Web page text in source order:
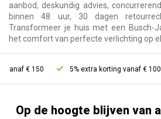
aanbod, deskundig advies,
binnen 48 uur, 30 dagen
Transformeer je huis met een Busch-
het comfort van perfecte verlichting op
5% extra korting vanaf € 1000
Op de hoogte blijven van